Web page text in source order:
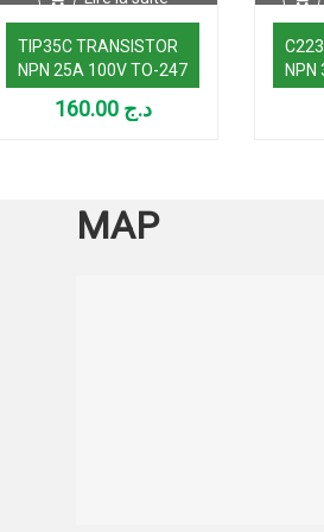
TIP35C TRANSISTOR
NPN 25A 100V TO-247
د.ج 160.00
NPN
MAP